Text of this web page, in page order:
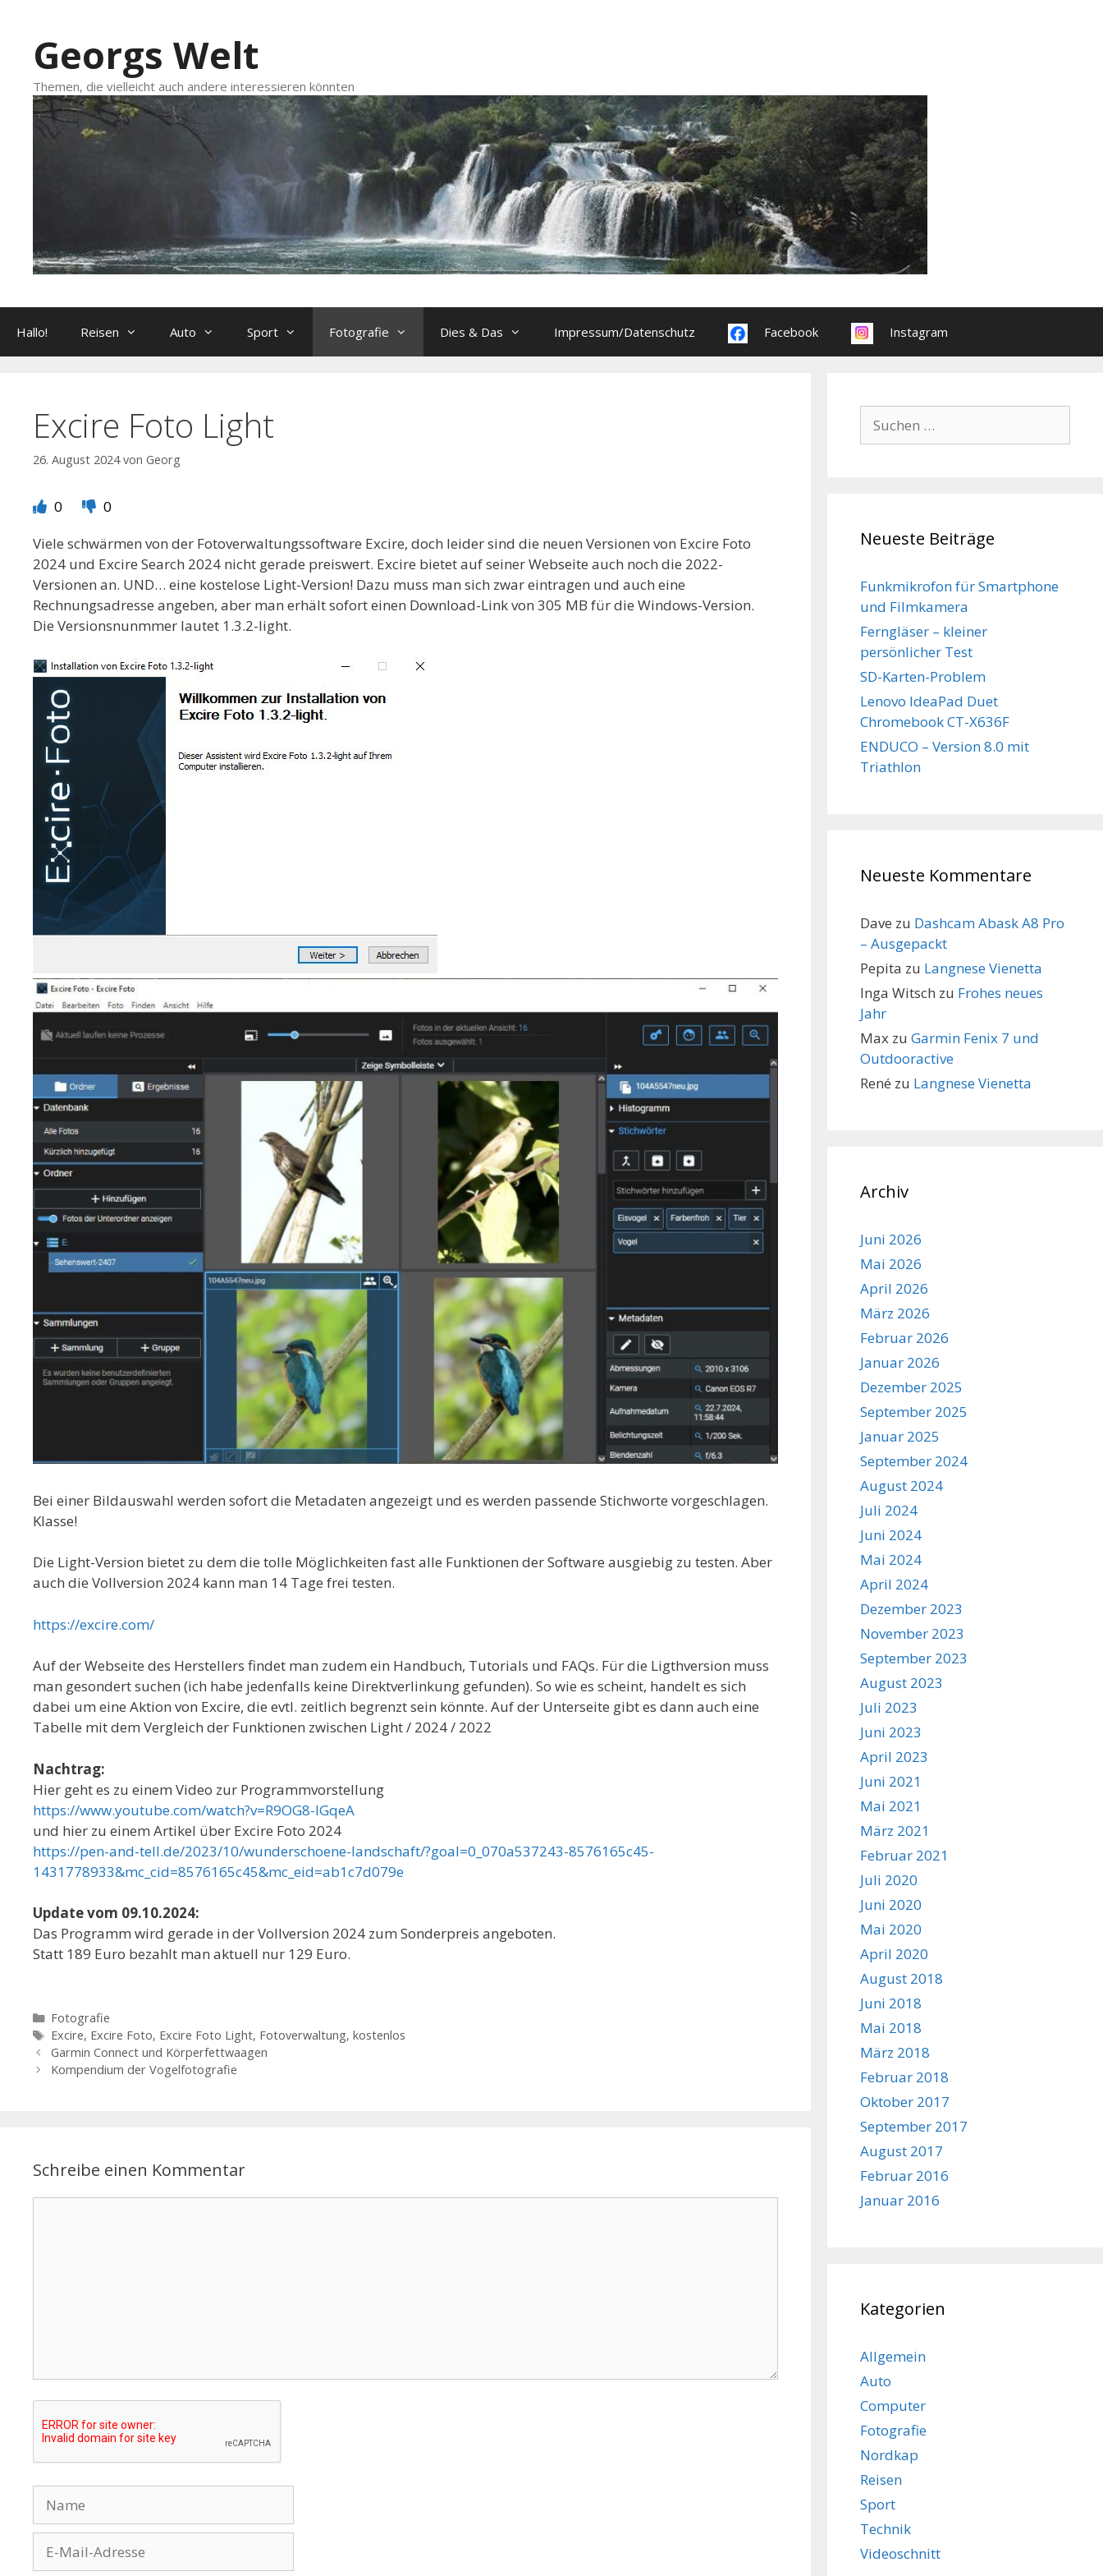
springenGeorgs Welt
Themen, die vielleicht auch andere interessieren könnten
Hallo! Reisen Auto Sport Fotografie Dies & Das Impressum/Datenschutz Facebook Instagram
Excire Foto Light
26. August 2024 von Georg
0
0
Viele schwärmen von der Fotoverwaltungssoftware Excire, doch leider sind die neuen Versionen von Excire Foto
2024 und Excire Search 2024 nicht gerade preiswert. Excire bietet auf seiner Webseite auch noch die 2022-
Versionen an. UND… eine kostelose Light-Version! Dazu muss man sich zwar eintragen und auch eine
Rechnungsadresse angeben, aber man erhält sofort einen Download-Link von 305 MB für die Windows-Version.
Die Versionsnunmmer lautet 1.3.2-light.
Bei einer Bildauswahl werden sofort die Metadaten angezeigt und es werden passende Stichworte vorgeschlagen.
Klasse!
Die Light-Version bietet zu dem die tolle Möglichkeiten fast alle Funktionen der Software ausgiebig zu testen. Aber
auch die Vollversion 2024 kann man 14 Tage frei testen.
https://excire.com/
Auf der Webseite des Herstellers findet man zudem ein Handbuch, Tutorials und FAQs. Für die Ligthversion muss
man gesondert suchen (ich habe jedenfalls keine Direktverlinkung gefunden). So wie es scheint, handelt es sich
dabei um eine Aktion von Excire, die evtl. zeitlich begrenzt sein könnte. Auf der Unterseite gibt es dann auch eine
Tabelle mit dem Vergleich der Funktionen zwischen Light / 2024 / 2022
Nachtrag:
Hier geht es zu einem Video zur Programmvorstellung
https://www.youtube.com/watch?v=R9OG8-IGqeA
und hier zu einem Artikel über Excire Foto 2024
https://pen-and-tell.de/2023/10/wunderschoene-landschaft/?goal=0_070a537243-8576165c45-
1431778933&mc_cid=8576165c45&mc_eid=ab1c7d079e
Update vom 09.10.2024:
Das Programm wird gerade in der Vollversion 2024 zum Sonderpreis angeboten.
Statt 189 Euro bezahlt man aktuell nur 129 Euro.
Kategorien
Fotografie
Schlagwörter
Excire, Excire Foto, Excire Foto Light, Fotoverwaltung, kostenlos
Garmin Connect und Körperfettwaagen
Kompendium der Vogelfotografie
Schreibe einen Kommentar
Mail-
nach:
Neueste Beiträge
Funkmikrofon für Smartphone
und Filmkamera
Ferngläser – kleiner
persönlicher Test
SD-Karten-Problem
Lenovo IdeaPad Duet
Chromebook CT-X636F
ENDUCO – Version 8.0 mit
Triathlon
Neueste Kommentare
Dave zu Dashcam Abask A8 Pro
– Ausgepackt
Pepita zu Langnese Vienetta
Inga Witsch zu Frohes neues
Jahr
Max zu Garmin Fenix 7 und
Outdooractive
René zu Langnese Vienetta
Archiv
Juni 2026
Mai 2026
April 2026
März 2026
Februar 2026
Januar 2026
Dezember 2025
September 2025
Januar 2025
September 2024
August 2024
Juli 2024
Juni 2024
Mai 2024
April 2024
Dezember 2023
November 2023
September 2023
August 2023
Juli 2023
Juni 2023
April 2023
Juni 2021
Mai 2021
März 2021
Februar 2021
Juli 2020
Juni 2020
Mai 2020
April 2020
August 2018
Juni 2018
Mai 2018
März 2018
Februar 2018
Oktober 2017
September 2017
August 2017
Februar 2016
Januar 2016
Kategorien
Allgemein
Auto
Computer
Fotografie
Nordkap
Reisen
Sport
Technik
Videoschnitt